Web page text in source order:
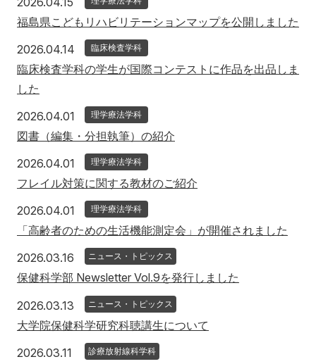
福島県こどもリハビリテーションマップを公開しました
2026.04.14 2026年4月14日
臨床検査学科
臨床検査学科の学生が国際コンテストに作品を出品しま
した
2026.04.01 2026年4月1日
理学療法学科
図書（編集・分担執筆）の紹介
2026.04.01 2026年4月1日
理学療法学科
フレイル対策に関する教材のご紹介
2026.04.01 2026年4月1日
理学療法学科
「高齢者のための生活機能測定会」が開催されました
2026.03.16 2026年3月16日
ニュース・トピックス
保健科学部 Newsletter Vol.9を発行しました
2026.03.13 2026年3月13日
ニュース・トピックス
大学院保健科学研究科聴講生について
2026.03.11 2026年3月11日
診療放射線科学科